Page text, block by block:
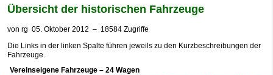
Übersicht der historischen Fahrzeuge
von rg 05. Oktober 2012 – 18584 Zugriffe
Die Links in der linken Spalte führen jeweils zu den Kurzbeschreibungen der
Fahrzeuge.
Vereinseigene Fahrzeuge – 24 Wagen